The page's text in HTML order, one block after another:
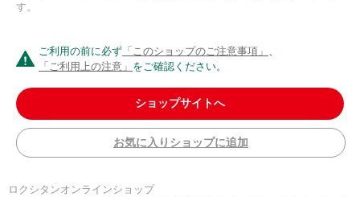
す。
ご利用の前に必ず 「このショップのご注意事項」 、
「ご利用上の注意」 をご確認ください。
ショップサイトへ
お気に入りショップに追加
ロクシタンオンラインショップ